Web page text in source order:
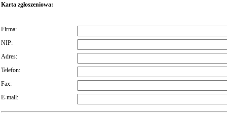
Karta zgłoszeniowa:
Firma:
NIP:
Adres:
Telefon:
Fax:
E-mail: